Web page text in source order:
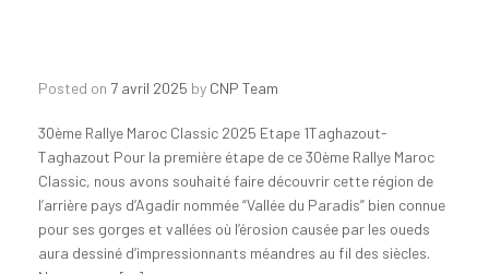
Posted on 7 avril 2025 by CNP Team
30ème Rallye Maroc Classic 2025 Etape 1Taghazout-
Taghazout Pour la première étape de ce 30ème Rallye Maroc
Classic, nous avons souhaité faire découvrir cette région de
l’arrière pays d’Agadir nommée “Vallée du Paradis” bien connue
pour ses gorges et vallées où l’érosion causée par les oueds
aura dessiné d’impressionnants méandres au fil des siècles.